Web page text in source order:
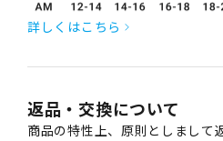
詳しくはこちら
返品・交換について
商品の特性上、原則としまして